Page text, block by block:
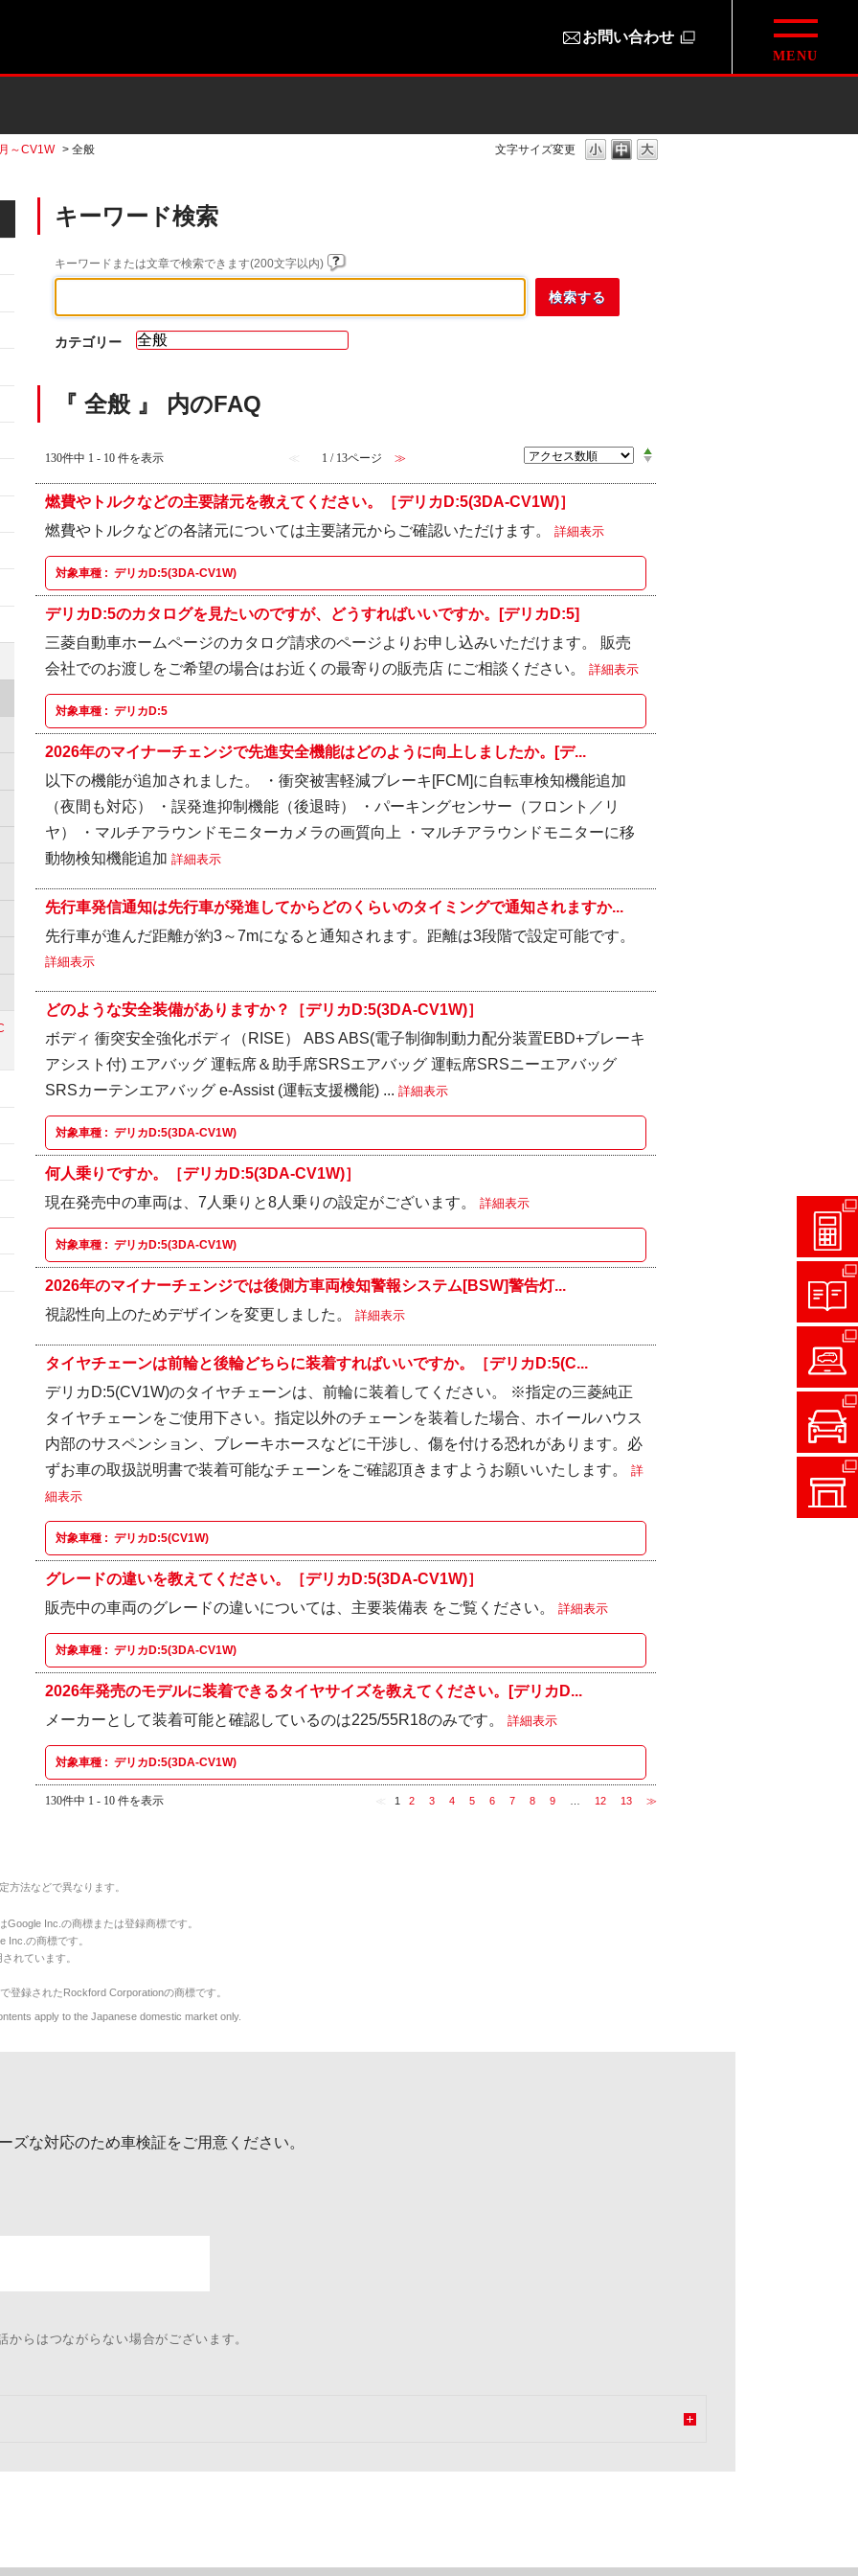
お問い合わせ
文字サイズ変更
～CV1W > 全般
キーワード検索
キーワードまたは文章で検索できます(200文字以内)
カテゴリー
『 全般 』 内のFAQ
130件中 1 - 10 件を表示 ≪ 1 / 13ページ ≫
燃費やトルクなどの主要諸元を教えてください。［デリカD:5(3DA-CV1W)］
燃費やトルクなどの各諸元については主要諸元からご確認いただけます。 詳細表示
対象車種 : デリカD:5(3DA-CV1W)
デリカD:5のカタログを見たいのですが、どうすればいいですか。[デリカD:5]
三菱自動車ホームページのカタログ請求のページよりお申し込みいただけます。 販売
会社でのお渡しをご希望の場合はお近くの最寄りの販売店 にご相談ください。 詳細表示
対象車種 : デリカD:5
2026年のマイナーチェンジで先進安全機能はどのように向上しましたか。[デ...
以下の機能が追加されました。 ・衝突被害軽減ブレーキ[FCM]に自転車検知機能追加
（夜間も対応） ・誤発進抑制機能（後退時） ・パーキングセンサー（フロント／リ
ヤ） ・マルチアラウンドモニターカメラの画質向上 ・マルチアラウンドモニターに移
動物検知機能追加 詳細表示
先行車発信通知は先行車が発進してからどのくらいのタイミングで通知されますか...
先行車が進んだ距離が約3～7mになると通知されます。距離は3段階で設定可能です。
詳細表示
どのような安全装備がありますか？［デリカD:5(3DA-CV1W)］
ボディ 衝突安全強化ボディ（RISE） ABS ABS(電子制御制動力配分装置EBD+ブレーキ
アシスト付) エアバッグ 運転席＆助手席SRSエアバッグ 運転席SRSニーエアバッグ
SRSカーテンエアバッグ e-Assist (運転支援機能) ... 詳細表示
対象車種 : デリカD:5(3DA-CV1W)
何人乗りですか。［デリカD:5(3DA-CV1W)］
現在発売中の車両は、7人乗りと8人乗りの設定がございます。 詳細表示
対象車種 : デリカD:5(3DA-CV1W)
2026年のマイナーチェンジでは後側方車両検知警報システム[BSW]警告灯...
視認性向上のためデザインを変更しました。 詳細表示
タイヤチェーンは前輪と後輪どちらに装着すればいいですか。［デリカD:5(C...
デリカD:5(CV1W)のタイヤチェーンは、前輪に装着してください。 ※指定の三菱純正
タイヤチェーンをご使用下さい。指定以外のチェーンを装着した場合、ホイールハウス
内部のサスペンション、ブレーキホースなどに干渉し、傷を付ける恐れがあります。必
ずお車の取扱説明書で装着可能なチェーンをご確認頂きますようお願いいたします。 詳
細表示
対象車種 : デリカD:5(CV1W)
グレードの違いを教えてください。［デリカD:5(3DA-CV1W)］
販売中の車両のグレードの違いについては、主要装備表 をご覧ください。 詳細表示
対象車種 : デリカD:5(3DA-CV1W)
2026年発売のモデルに装着できるタイヤサイズを教えてください。[デリカD...
メーカーとして装着可能と確認しているのは225/55R18のみです。 詳細表示
対象車種 : デリカD:5(3DA-CV1W)
130件中 1 - 10 件を表示 1 2 3 4 5 6 7 8 9 12 13 ≫
方法などで異なります。
Inc.の商標または登録商標です。
Inc.の商標です。
れています。
録されたRockford Corporationの商標です。
apply to the Japanese domestic market only.
ズな対応のため車検証をご用意ください。
らはつながらない場合がございます。